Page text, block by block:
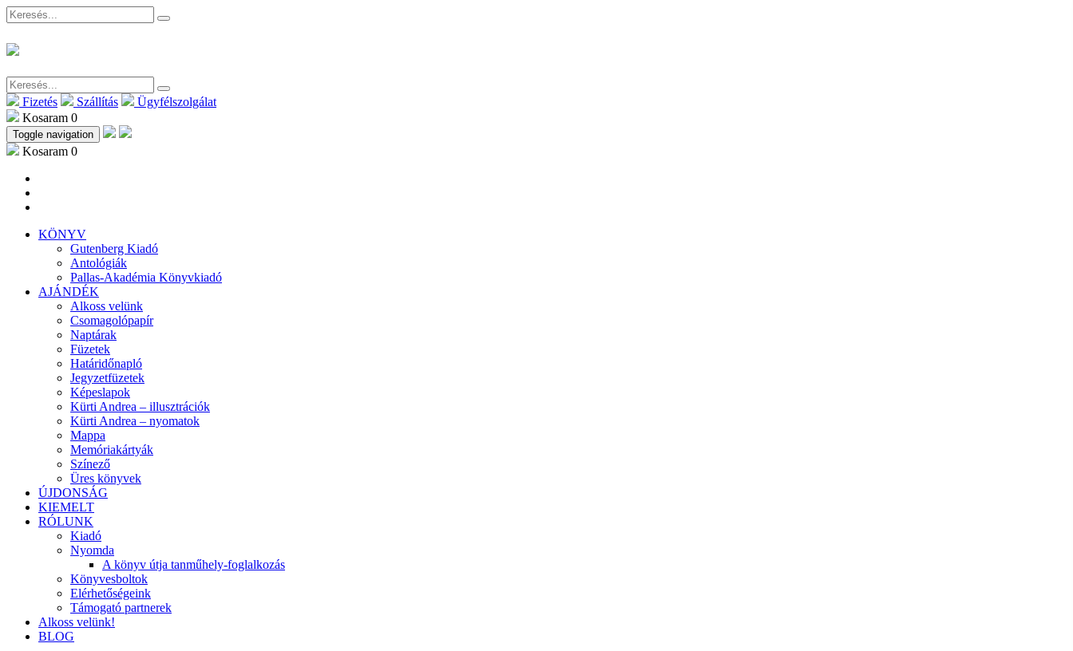
Fizetés Szállítás
Ügyfélszolgálat
Kosaram 0
Toggle navigation
Kosaram 0
KÖNYV
Gutenberg Kiadó
Antológiák
Pallas-Akadémia Könyvkiadó
AJÁNDÉK
Alkoss velünk
Csomagolópapír
Naptárak
Füzetek
Határidőnapló
Jegyzetfüzetek
Képeslapok
Kürti Andrea – illusztrációk
Kürti Andrea – nyomatok
Mappa
Memóriakártyák
Színező
Üres könyvek
ÚJDONSÁG
KIEMELT
RÓLUNK
Kiadó
Nyomda
A könyv útja tanműhely-foglalkozás
Könyvesboltok
Elérhetőségeink
Támogató partnerek
Alkoss velünk!
BLOG